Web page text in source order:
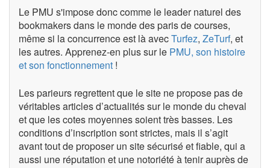
Le PMU s'impose donc comme le leader naturel des
bookmakers dans le monde des paris de courses,
même si la concurrence est là avecTurfez, ZeTurf, et
les autres. Apprenez-en plus sur le PMU, son histoire
et son fonctionnement !
Les parieurs regrettent que le site ne propose pas de
véritables articles d’actualités sur le monde du cheval
et que les cotes moyennes soient très basses. Les
conditions d’inscription sont strictes, mais il s’agit
avant tout de proposer un site sécurisé et fiable, qui a
aussi une réputation et une notoriété à tenir auprès de